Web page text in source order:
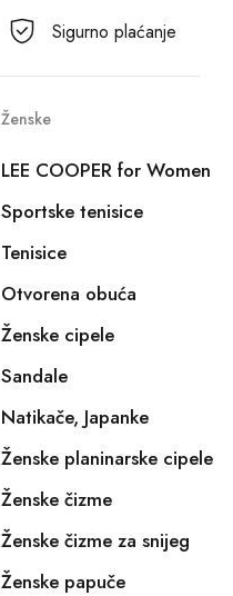
Sigurno plaćanje
Ženske
LEE COOPER for Women
Sportske tenisice
Tenisice
Otvorena obuća
Ženske cipele
Sandale
Natikače, Japanke
Ženske planinarske cipele
Ženske čizme
Ženske čizme za snijeg
Ženske papuče